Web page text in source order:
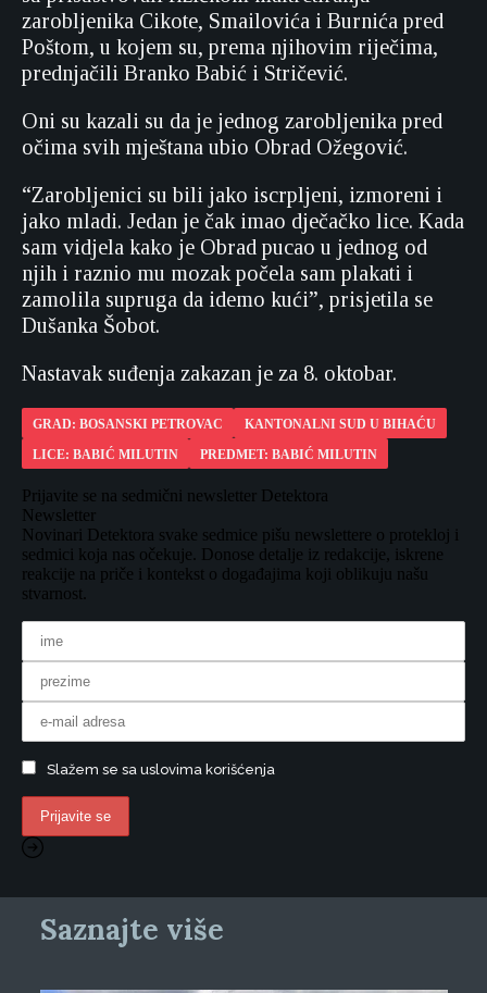
zarobljenika Cikote, Smailovića i Burnića pred
Poštom, u kojem su, prema njihovim riječima,
prednjačili Branko Babić i Stričević.
Oni su kazali su da je jednog zarobljenika pred
očima svih mještana ubio Obrad Ožegović.
“Zarobljenici su bili jako iscrpljeni, izmoreni i
jako mladi. Jedan je čak imao dječačko lice. Kada
sam vidjela kako je Obrad pucao u jednog od
njih i raznio mu mozak počela sam plakati i
zamolila supruga da idemo kući”, prisjetila se
Dušanka Šobot.
Nastavak suđenja zakazan je za 8. oktobar.
GRAD: BOSANSKI PETROVAC
KANTONALNI SUD U BIHAĆU
LICE: BABIĆ MILUTIN
PREDMET: BABIĆ MILUTIN
Prijavite se na sedmični newsletter Detektora
Newsletter
Novinari Detektora svake sedmice pišu newslettere o protekloj i
sedmici koja nas očekuje. Donose detalje iz redakcije, iskrene
reakcije na priče i kontekst o događajima koji oblikuju našu
stvarnost.
Slažem se sa uslovima korišćenja
Saznajte više